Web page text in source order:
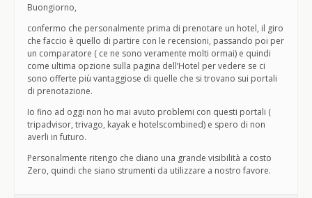
Buongiorno,
confermo che personalmente prima di prenotare un hotel, il giro
che faccio è quello di partire con le recensioni, passando poi per
un comparatore ( ce ne sono veramente molti ormai) e quindi
come ultima opzione sulla pagina dell’Hotel per vedere se ci
sono offerte più vantaggiose di quelle che si trovano sui portali
di prenotazione.
Io fino ad oggi non ho mai avuto problemi con questi portali (
tripadvisor, trivago, kayak e hotelscombined) e spero di non
averli in futuro.
Personalmente ritengo che diano una grande visibilità a costo
Zero, quindi che siano strumenti da utilizzare a nostro favore.